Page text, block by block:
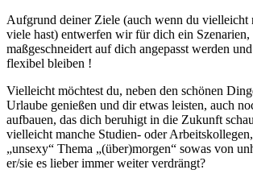
Aufgrund deiner Ziele (auch wenn du vielleicht
viele hast) entwerfen wir für dich ein Szenarien,
maßgeschneidert auf dich angepasst werden
flexibel bleiben !
Vielleicht möchtest du, neben den schönen
Urlaube genießen und dir etwas leisten, auch
aufbauen, das dich beruhigt in die Zukunft
vielleicht manche Studien- oder
„unsexy“ Thema „(über)morgen“ sowas von
er/sie es lieber immer weiter verdrängt?